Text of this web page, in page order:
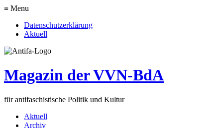
≡ Menu
Datenschutzerklärung
Aktuell
Magazin der VVN-BdA
für antifaschistische Politik und Kultur
Aktuell
Archiv